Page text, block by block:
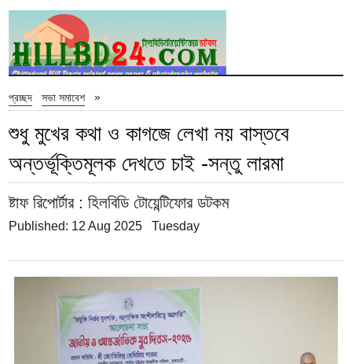
প্রচ্ছদ »
সভা সমাবেশ
শুধু মুখের কথা ও কাগজে লেখা নয় বাস্তবে
অন্তর্ভূক্তিমূলক দেখতে চাই -সন্তু লারমা
ষ্টাফ রিপোর্টার: হিলবিডি টোয়েন্টিফোর ডটকম
Published: 12 Aug 2025 Tuesday